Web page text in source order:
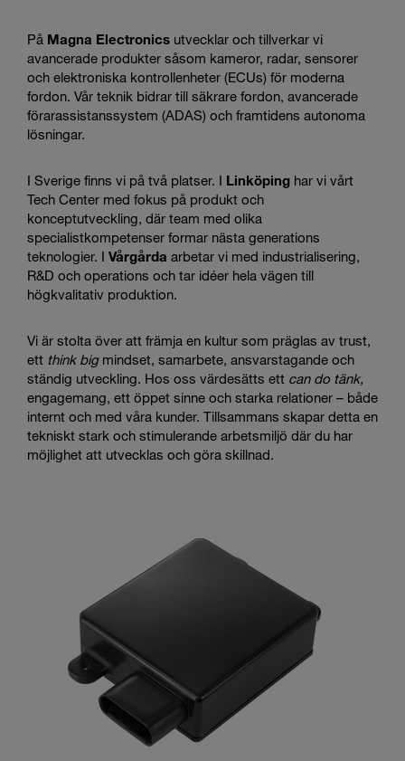
På Magna Electronics utvecklar och tillverkar vi
avancerade produkter såsom kameror, radar, sensorer
och elektroniska kontrollenheter (ECUs) för moderna
fordon. Vår teknik bidrar till säkrare fordon, avancerade
förarassistanssystem (ADAS) och framtidens autonoma
lösningar.
I Sverige finns vi på två platser. I Linköping har vi vårt
Tech Center med fokus på produkt och
konceptutveckling, där team med olika
specialistkompetenser formar nästa generations
teknologier. I Vårgårda arbetar vi med industrialisering,
R&D och operations och tar idéer hela vägen till
högkvalitativ produktion.
Vi är stolta över att främja en kultur som präglas av trust,
ett think bigmindset, samarbete, ansvarstagande och
ständig utveckling. Hos oss värdesätts ett can do tänk,
engagemang, ett öppet sinne och starka relationer – både
internt och med våra kunder. Tillsammans skapar detta en
tekniskt stark och stimulerande arbetsmiljö där du har
möjlighet att utvecklas och göra skillnad.